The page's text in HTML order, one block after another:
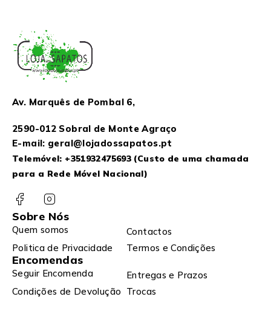
Av. Marquês de Pombal 6,
2590-012 Sobral de Monte Agraço
E-mail: geral@lojadossapatos.pt
Telemóvel: +351932475693 (Custo de uma chamada
para a Rede Móvel Nacional)
Sobre Nós
Quem somos
Contactos
Politica de Privacidade
Termos e Condições
Encomendas
Seguir Encomenda
Entregas e Prazos
Condições de Devolução Trocas